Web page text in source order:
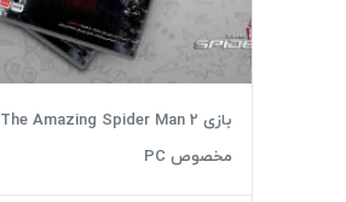
بازی The Amazing Spider Man 2
مخصوص PC